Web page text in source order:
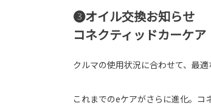
❸オイル交換お知らせ
コネクティッドカーケア
クルマの使用状況に合わせて、最
これまでのeケアがさらに進化。コ